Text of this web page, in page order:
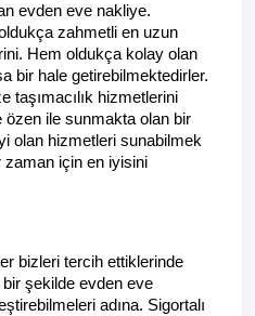
evden eve nakliye.
zahmetli en uzun
Hem oldukça kolay olan
bir hale getirebilmektedirler.
taşımacılık hizmetlerini
ile sunmakta olan bir
olan hizmetleri sunabilmek
zaman için en iyisini
bizleri tercih ettiklerinde
şekilde evden eve
adına. Sigortalı